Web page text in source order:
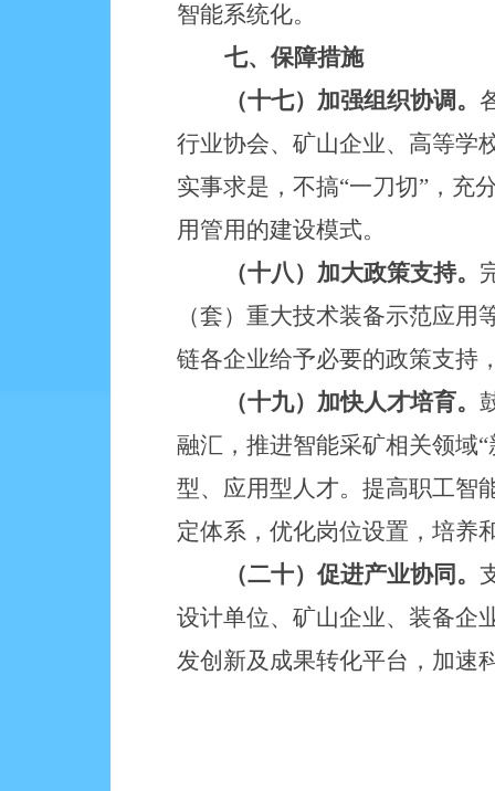
智能系统化。
七、保障措施
（十七）加强组织协调。
行业协会、矿山企业、高等学
实事求是，不搞“一刀切”，充
用管用的建设模式。
（十八）加大政策支持。
（套）重大技术装备示范应
链各企业给予必要的政策支持
（十九）加快人才培育。
融汇，推进智能采矿相关领域
型、应用型人才。提高职工智
定体系，优化岗位设置，培养
（二十）促进产业协同。
设计单位、矿山企业、装备企
发创新及成果转化平台，加速